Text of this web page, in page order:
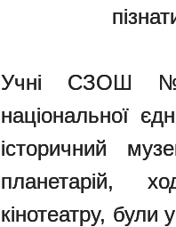
Учні СЗОШ №
національної
історичний
планетарій,
кінотеатру, були